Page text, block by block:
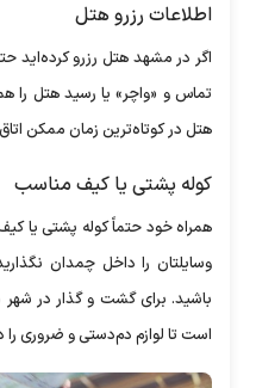
اطلاعات رزرو هتل
اگر در مشهد هتل رزرو کرده‌اید
تماس و «واچر» یا رسید هتل را
هتل در کوتاه‌ترین زمان ممکن
کوله پشتی یا کیف مناسب
همراه خود حتماً کوله پشتی یا
وسایلتان را داخل چمدان
باشید. برای گشت و گذار در
است تا لوازم دم‌دستی و ضروری را